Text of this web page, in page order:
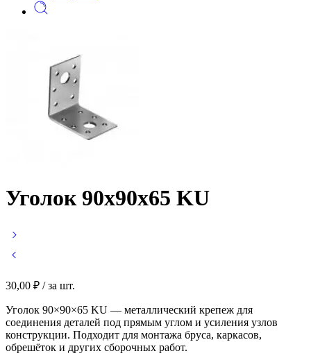
Уголок 90х90х65 KU
30,00 ₽ / за шт.
Уголок 90×90×65 KU — металлический крепеж для
соединения деталей под прямым углом и усиления узлов
конструкции. Подходит для монтажа бруса, каркасов,
обрешёток и других сборочных работ.